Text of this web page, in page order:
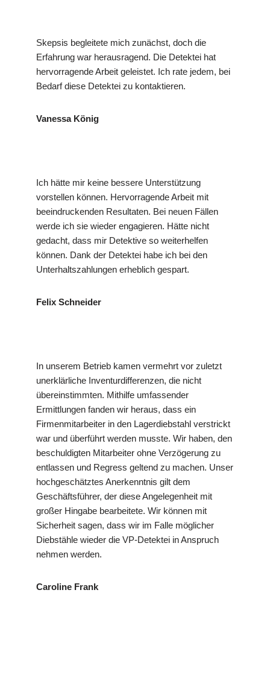
Skepsis begleitete mich zunächst, doch die
Erfahrung war herausragend. Die Detektei hat
hervorragende Arbeit geleistet. Ich rate jedem, bei
Bedarf diese Detektei zu kontaktieren.
Vanessa König
Ich hätte mir keine bessere Unterstützung
vorstellen können. Hervorragende Arbeit mit
beeindruckenden Resultaten. Bei neuen Fällen
werde ich sie wieder engagieren. Hätte nicht
gedacht, dass mir Detektive so weiterhelfen
können. Dank der Detektei habe ich bei den
Unterhaltszahlungen erheblich gespart.
Felix Schneider
In unserem Betrieb kamen vermehrt vor zuletzt
unerklärliche Inventurdifferenzen, die nicht
übereinstimmten. Mithilfe umfassender
Ermittlungen fanden wir heraus, dass ein
Firmenmitarbeiter in den Lagerdiebstahl verstrickt
war und überführt werden musste. Wir haben, den
beschuldigten Mitarbeiter ohne Verzögerung zu
entlassen und Regress geltend zu machen. Unser
hochgeschätztes Anerkenntnis gilt dem
Geschäftsführer, der diese Angelegenheit mit
großer Hingabe bearbeitete. Wir können mit
Sicherheit sagen, dass wir im Falle möglicher
Diebstähle wieder die VP-Detektei in Anspruch
nehmen werden.
Caroline Frank